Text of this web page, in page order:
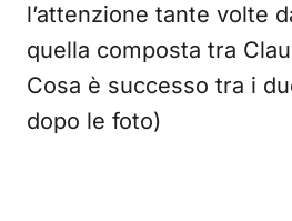
l’attenzione tante volte
quella composta tra
Cosa è successo tra i
dopo le foto)